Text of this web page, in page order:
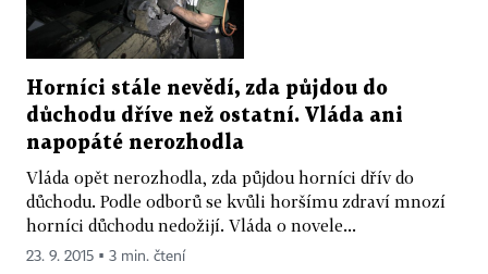
Horníci stále nevědí, zda půjdou do
důchodu dříve než ostatní. Vláda ani
napopáté nerozhodla
Vláda opět nerozhodla, zda půjdou horníci dřív do
důchodu. Podle odborů se kvůli horšímu zdraví mnozí
horníci důchodu nedožijí. Vláda o novele...
23. 9. 2015 ▪ 3 min. čtení